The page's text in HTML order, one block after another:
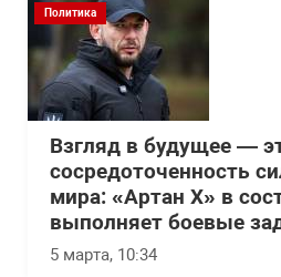
Политика
Взгляд в будущее —
сосредоточенность
мира: «Артан Х» в
выполняет боевые
5 марта, 10:34